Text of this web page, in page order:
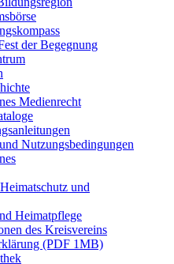
der Begegnung
Medienrecht
Nutzungsbedingungen
und
Heimatpflege
des Kreisvereins
(PDF 1MB)